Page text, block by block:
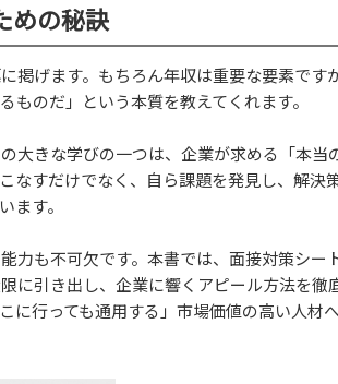
めの秘訣
掲げます。もちろん年収は重要な要素です
のだ」という本質を教えてくれます。
きな学びの一つは、企業が求める「本当
なすだけでなく、自ら課題を発見し、解決
ます。
力も不可欠です。本書では、面接対策シー
に引き出し、企業に響くアピール方法を徹
に行っても通用する」市場価値の高い人材